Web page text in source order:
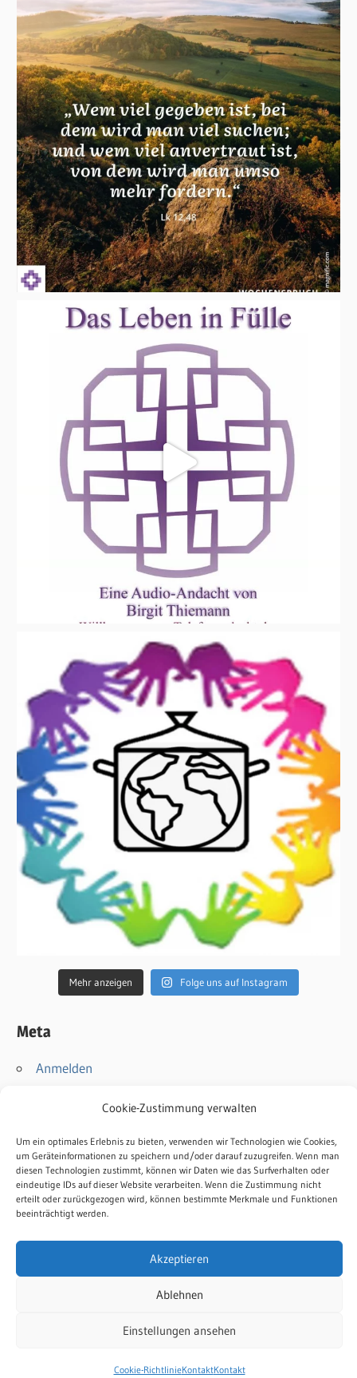
Cookie-Zustimmung verwalten
Um ein optimales Erlebnis zu bieten, verwenden wir Technologien wie Cookies,
um Geräteinformationen zu speichern und/oder darauf zuzugreifen. Wenn man
diesen Technologien zustimmt, können wir Daten wie das Surfverhalten oder
eindeutige IDs auf dieser Website verarbeiten. Wenn die Zustimmung nicht
erteilt oder zurückgezogen wird, können bestimmte Merkmale und Funktionen
beeinträchtigt werden.
Akzeptieren
Ablehnen
Einstellungen ansehen
Cookie-RichtlinieKontaktKontakt
Mehr anzeigen Folge uns auf Instagram
Meta
Anmelden
Kommentar-Feed
WordPress.org
Kontakt
Impressum
Datenschutz
Cookie-Richtlinie
WordPress-Theme: Wellington von ThemeZee.